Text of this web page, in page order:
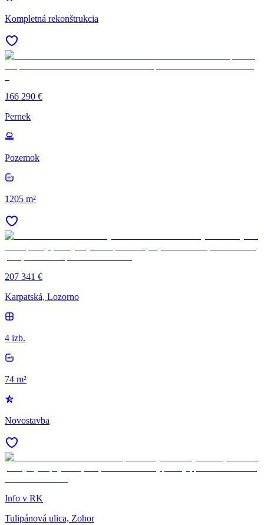
Kompletná rekonštrukcia
166 290 €
Pernek
Pozemok
1205 m²
207 341 €
Karpatská, Lozorno
4 izb.
74 m²
Novostavba
Info v RK
Tulipánová ulica, Zohor